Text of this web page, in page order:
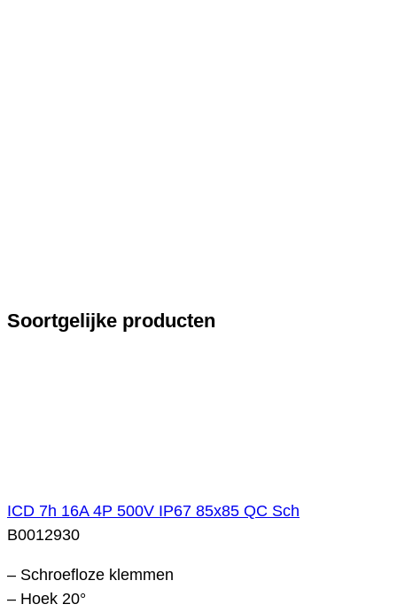
Soortgelijke producten
ICD 7h 16A 4P 500V IP67 85x85 QC Sch
B0012930
– Schroefloze klemmen
– Hoek 20°